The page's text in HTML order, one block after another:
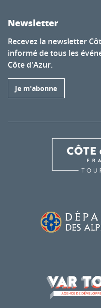
Newsletter
Recevez la newsletter
informé de tous les
Côte d'Azur.
Je m'abonne